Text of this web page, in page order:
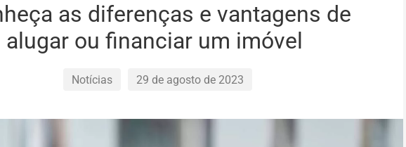
as diferenças e vantagens de
alugar ou financiar um imóvel
Notícias 29 de agosto de 2023